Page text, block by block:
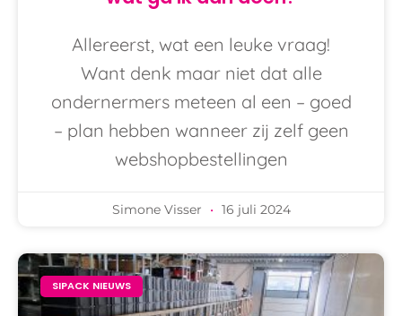
Allereerst, wat een leuke vraag!
Want denk maar niet dat alle
ondernermers meteen al een – goed
– plan hebben wanneer zij zelf geen
webshopbestellingen
Simone Visser 16 juli 2024
SIPACK NIEUWS